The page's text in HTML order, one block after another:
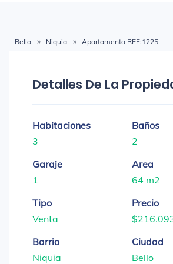
Bello Niquia Apartamento REF:1225
Detalles De La
Habitaciones
3
Baños
2
Garaje
1
Area
64 m2
Tipo
Venta
Precio
Barrio
Niquia
Ciudad
Bello